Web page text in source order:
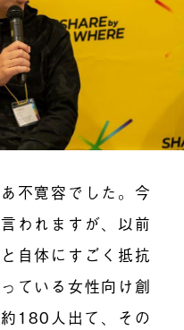
不寛容でした。今
われますが、以前
自体にすごく抵抗
ている女性向け創
180人出て、その